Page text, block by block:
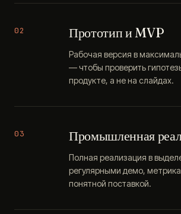
02 Прототип и MVP
Рабочая версия в
— чтобы проверить
продукте, а не на слайдах.
03 Промышленная
Полная реализация в
регулярными демо,
понятной поставкой.